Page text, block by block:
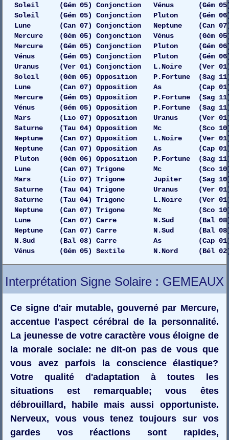
Soleil (Gém 05) Conjonction Vénus (Gém
Soleil (Gém 05) Conjonction Pluton (Gém 06)
Lune (Can 07) Conjonction Neptune (Can 07)
Mercure (Gém 05) Conjonction Vénus (Gém
Mercure (Gém 05) Conjonction Pluton (Gém 06)
Vénus (Gém 05) Conjonction Pluton (Gém 06)
Uranus (Ver 01) Conjonction L.Noire (Ver
Soleil (Gém 05) Opposition P.Fortune (Sag 11)
Lune (Can 07) Opposition As (Cap 01)
Mercure (Gém 05) Opposition P.Fortune (Sag
Vénus (Gém 05) Opposition P.Fortune (Sag 11)
Mars (Lio 07) Opposition Uranus (Ver 01)
Saturne (Tau 04) Opposition Mc (Sco 10)
Neptune (Can 07) Opposition L.Noire (Ver 01)
Neptune (Can 07) Opposition As (Cap 01)
Pluton (Gém 06) Opposition P.Fortune (Sag
Lune (Can 07) Trigone Mc (Sco 10)
Mars (Lio 07) Trigone Jupiter (Sag 10)
Saturne (Tau 04) Trigone Uranus (Ver 01)
Saturne (Tau 04) Trigone L.Noire (Ver
Neptune (Can 07) Trigone Mc (Sco 10)
Lune (Can 07) Carre N.Sud (Bal 08)
Neptune (Can 07) Carre N.Sud (Bal 08)
N.Sud (Bal 08) Carre As (Cap 01)
Vénus (Gém 05) Sextile N.Nord (Bél
Interprétation Signe Solaire : GEMEAUX
Ce signe d'air mutable, gouverné par Mercure,
accentue l'aspect cérébral de la personnalité.
La jeunesse de votre caractère vous éloigne de
la morale sociale: ne dit-on pas de vous que
vous avez parfois la conscience élastique?
Votre qualité d'adaptation à toutes les
situations est remarquable; vous êtes
débrouillard, habile mais aussi opportuniste.
Nerveux, vous vous tenez toujours sur vos
gardes vos réactions sont rapides,